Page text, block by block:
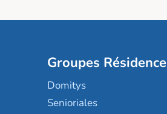
Groupes
Domitys
Senioriales